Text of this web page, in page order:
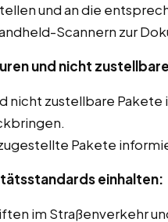
und an die
Scannern zur
und nicht
nicht zustellbare
Pakete
einhalten:
im Straßenverkehr